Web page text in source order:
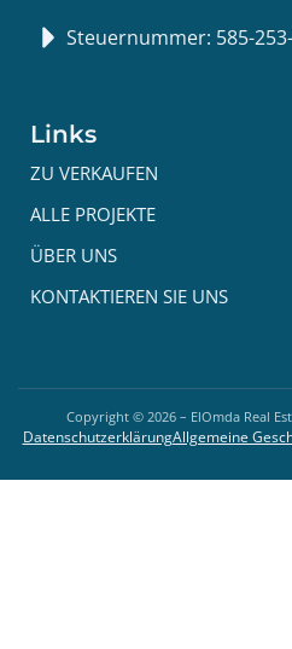
Steuernummer: 585-
Links
ZU VERKAUFEN
ALLE PROJEKTE
ÜBER UNS
KONTAKTIEREN SIE UNS
Copyright © 2026– ElOmda Real
DatenschutzerklärungAllgemeine